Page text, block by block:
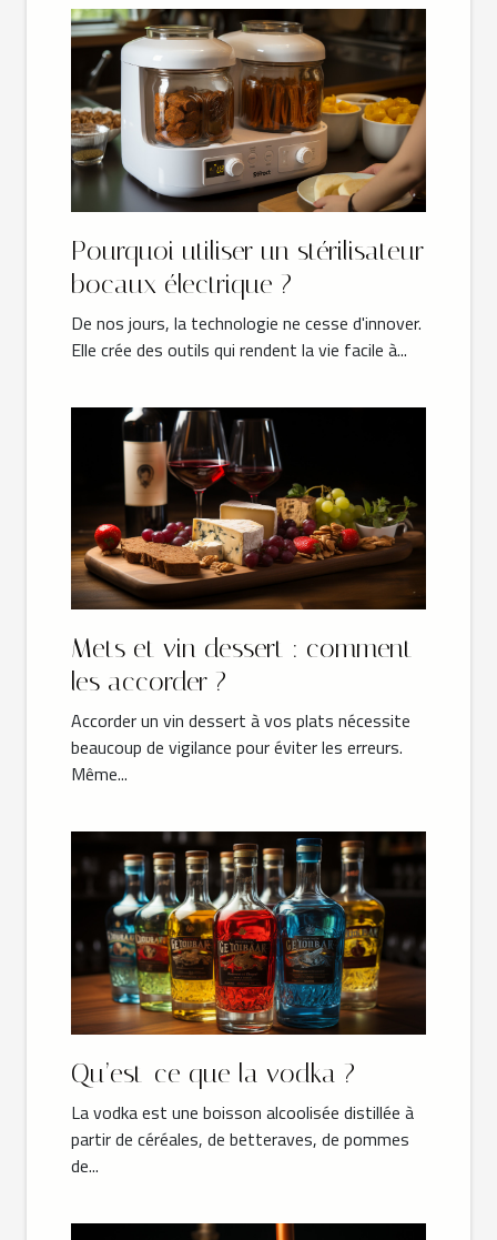
Pourquoi utiliser un stérilisateur
bocaux électrique ?
De nos jours, la technologie ne cesse d'innover.
Elle crée des outils qui rendent la vie facile à...
Mets et vin dessert : comment
les accorder ?
Accorder un vin dessert à vos plats nécessite
beaucoup de vigilance pour éviter les erreurs.
Même...
Qu’est-ce que la vodka ?
La vodka est une boisson alcoolisée distillée à
partir de céréales, de betteraves, de pommes
de...